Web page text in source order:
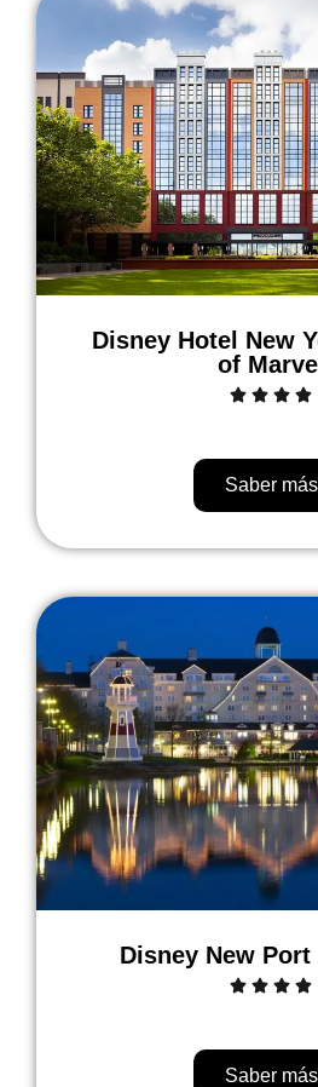
Disney Hotel New
of Marvel
Saber más
Disney New
Saber más